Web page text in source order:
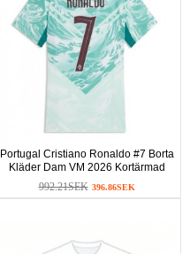
Portugal Cristiano Ronaldo #7 Borta
Kläder Dam VM 2026 Kortärmad
992.21SEK 396.86SEK